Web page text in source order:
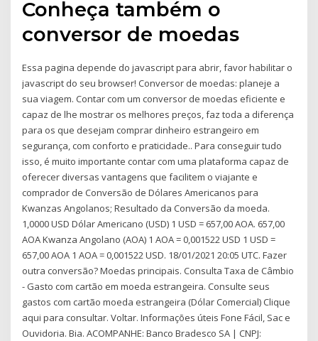
Conheça também o
conversor de moedas
Essa pagina depende do javascript para abrir, favor habilitar o
javascript do seu browser! Conversor de moedas: planeje a
sua viagem. Contar com um conversor de moedas eficiente e
capaz de lhe mostrar os melhores preços, faz toda a diferença
para os que desejam comprar dinheiro estrangeiro em
segurança, com conforto e praticidade.. Para conseguir tudo
isso, é muito importante contar com uma plataforma capaz de
oferecer diversas vantagens que facilitem o viajante e
comprador de Conversão de Dólares Americanos para
Kwanzas Angolanos; Resultado da Conversão da moeda.
1,0000 USD Dólar Americano (USD) 1 USD = 657,00 AOA. 657,00
AOA Kwanza Angolano (AOA) 1 AOA = 0,001522 USD 1 USD =
657,00 AOA 1 AOA = 0,001522 USD. 18/01/2021 20:05 UTC. Fazer
outra conversão? Moedas principais. Consulta Taxa de Câmbio
- Gasto com cartão em moeda estrangeira. Consulte seus
gastos com cartão moeda estrangeira (Dólar Comercial) Clique
aqui para consultar. Voltar. Informações úteis Fone Fácil, Sac e
Ouvidoria. Bia. ACOMPANHE: Banco Bradesco SA | CNPJ: